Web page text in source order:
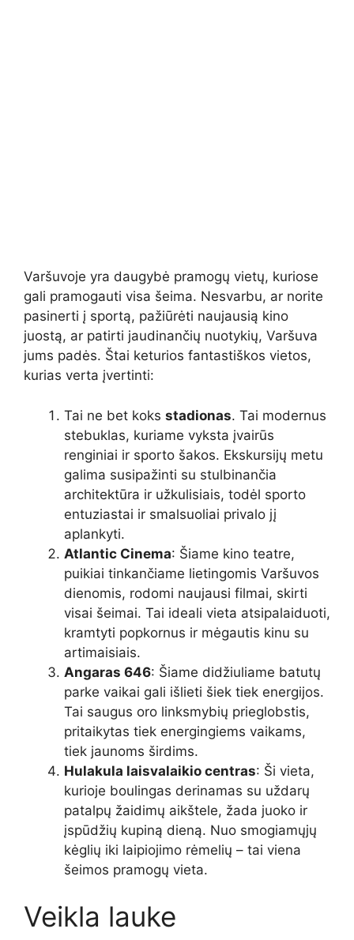
Varšuvoje yra daugybė pramogų vietų, kuriose
gali pramogauti visa šeima. Nesvarbu, ar norite
pasinerti į sportą, pažiūrėti naujausią kino
juostą, ar patirti jaudinančių nuotykių, Varšuva
jums padės. Štai keturios fantastiškos vietos,
kurias verta įvertinti:
Tai ne bet koks stadionas. Tai modernus
stebuklas, kuriame vyksta įvairūs
renginiai ir sporto šakos. Ekskursijų metu
galima susipažinti su stulbinančia
architektūra ir užkulisiais, todėl sporto
entuziastai ir smalsuoliai privalo jį
aplankyti.
Atlantic Cinema: Šiame kino teatre,
puikiai tinkančiame lietingomis Varšuvos
dienomis, rodomi naujausi filmai, skirti
visai šeimai. Tai ideali vieta atsipalaiduoti,
kramtyti popkornus ir mėgautis kinu su
artimaisiais.
Angaras 646: Šiame didžiuliame batutų
parke vaikai gali išlieti šiek tiek energijos.
Tai saugus oro linksmybių prieglobstis,
pritaikytas tiek energingiems vaikams,
tiek jaunoms širdims.
Hulakula laisvalaikio centras: Ši vieta,
kurioje boulingas derinamas su uždarų
patalpų žaidimų aikštele, žada juoko ir
įspūdžių kupiną dieną. Nuo smogiamųjų
kėglių iki laipiojimo rėmelių – tai viena
šeimos pramogų vieta.
Veikla lauke